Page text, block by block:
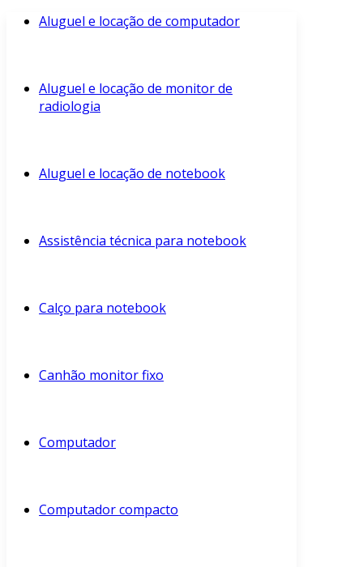
Aluguel e locação de computador
Aluguel e locação de monitor de
radiologia
Aluguel e locação de notebook
Assistência técnica para notebook
Calço para notebook
Canhão monitor fixo
Computador
Computador compacto